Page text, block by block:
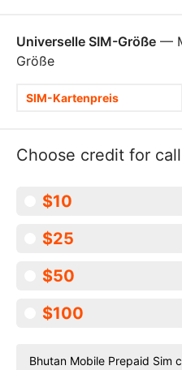
Universelle SIM-Größe —
Größe
SIM-Kartenpreis
Choose credit for
$10
$25
$50
$100
Bhutan Mobile Prepaid Sim